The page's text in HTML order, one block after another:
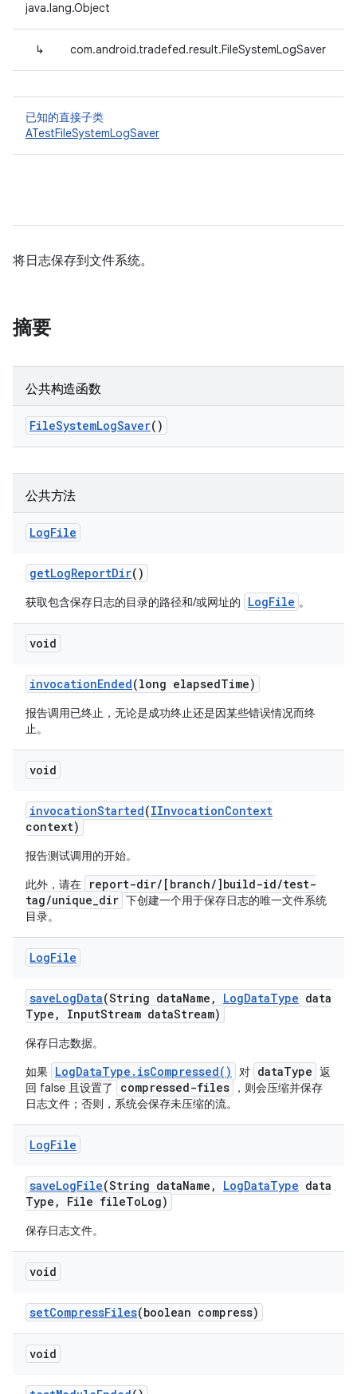
java.lang.Object
↳ com.android.tradefed.result.FileSystemLogSaver
已知的直接子类
ATestFileSystemLogSaver
将日志保存到文件系统。
摘要
公共构造函数
FileSystemLogSaver()
公共方法
LogFile
getLogReportDir()
获取包含保存日志的目录的路径和/或网址的 LogFile 。
void
invocationEnded(long elapsedTime)
报告调用已终止，无论是成功终止还是因某些错误情况而终
止。
void
invocationStarted(IInvocationContext
context)
报告测试调用的开始。
此外，请在
report-dir/[branch/]build-id/test-
tag/unique_dir 下创建一个用于保存日志的唯一文件系统
目录。
LogFile
saveLogData(String dataName , LogDataType data
Type , InputStream dataStream)
保存日志数据。
如果 LogDataType.isCompressed() 对 dataType 返
回 false 且设置了
compressed-files
，则会压缩并保存
日志文件；否则，系统会保存未压缩的流。
LogFile
saveLogFile(String dataName , LogDataType data
Type , File fileToLog)
保存日志文件。
void
setCompressFiles(boolean compress)
void